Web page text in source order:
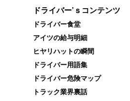
ドライバー’ｓコンテンツ
ドライバー食堂
アイツの給与明細
ヒヤリハットの瞬間
ドライバー用語集
ドライバー危険マップ
トラック業界裏話